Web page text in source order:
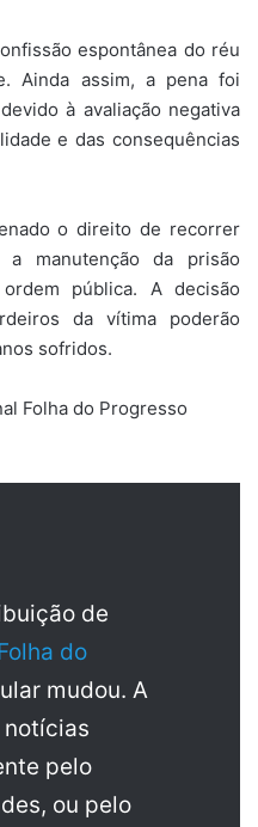
espontânea do réu
Ainda assim, a pena foi
à avaliação negativa
e das consequências
o direito de recorrer
manutenção da prisão
pública. A decisão
da vítima poderão
sofridos.
Folha do Progresso
de
do
mudou. A
pelo
ou pelo